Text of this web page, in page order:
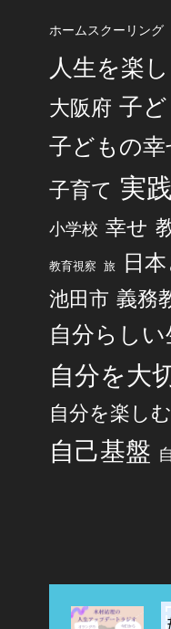
ホームスクーリング
人生を楽
大阪府 子
子どもの
子育て 実
小学校 幸せ
教育視察 旅 日
池田市 義務
自分らし
自分を大
自分を楽しむ
自己基盤